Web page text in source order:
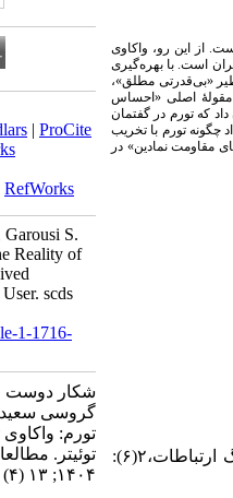
از این ­رو، واکاوی
است. با بهره‌گیری
در قالب مقولات فرعی نظیر «بی‌قدرتی مطلق»،
مقولۀ اصلی «احساس
که تورم در گفتمان
چگونه تورم با تخریب
مقاومت نمادین» در
۱. آذری، غلامرضا و تابان امیدوار (۱۳۹۱) «بررسی نقش شبکه های اجتماعی مجازی بر سرمایۀ اجتماعی»، فرهنگ ارتباطات،۲(۶):
| ProCite
RefWorks
Garousi S.
Reality of
scds
1-1716-
شکار دوست
گروسی
تورم: واکاوی
توئیتر.
۱۴۰۴; ۱۳ (۴) :۹-۳۰